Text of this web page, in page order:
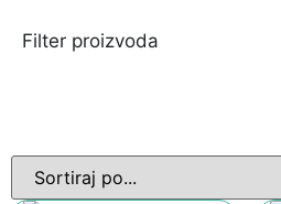
Filter proizvoda